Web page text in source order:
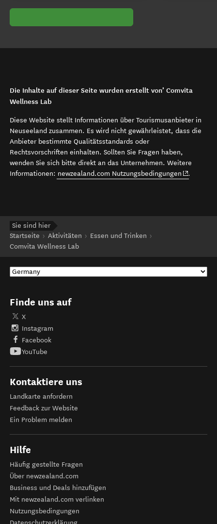
Die Inhalte auf dieser Seite wurden erstellt von’ Comvita
Wellness Lab
Diese Website stellt Informationen über Tourismusanbieter in
Neuseeland zusammen. Es wird nicht gewährleistet, dass die
Anbieter bestimmte Qualitätsstandards oder
Rechtsvorschriften einhalten. Sollten Sie Fragen haben,
wenden Sie sich bitte direkt an das Unternehmen. Weitere
Informationen: newzealand.com Nutzungsbedingungen (opens in
.
Sie sind hier
Startseite
Aktivitäten
Essen und Trinken
Comvita Wellness Lab
Finde uns auf
X
Instagram
Facebook
YouTube
Kontaktiere uns
Landkarte anfordern
Feedback zur Website
Ein Problem melden
Hilfe
Häufig gestellte Fragen
Über newzealand.com
Business und Deals hinzufügen
Mit newzealand.com verlinken
Nutzungsbedingungen